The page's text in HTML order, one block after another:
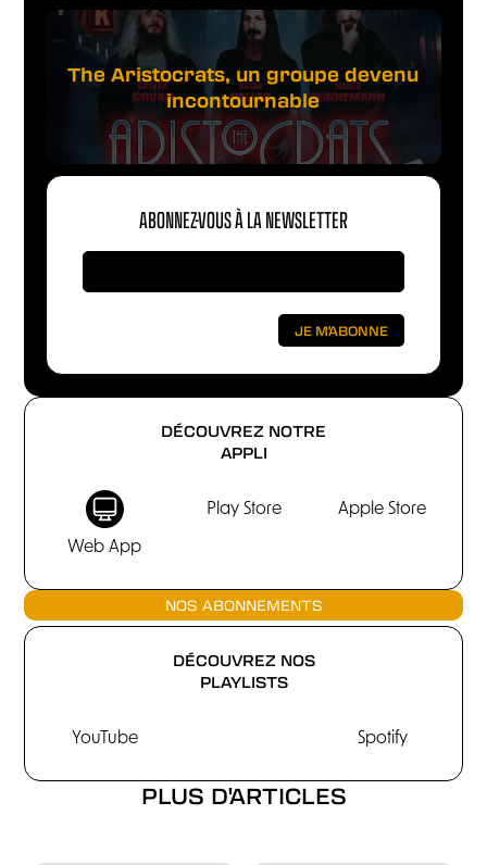
DÉCOUVREZ NOTRE
APPLI
Web App
Play Store Apple Store
NOS ABONNEMENTS
DÉCOUVREZ NOS
PLAYLISTS
YouTube Spotify
The Aristocrats, un groupe devenu
incontournable
ABONNEZ-VOUS À LA NEWSLETTER
PLUS D'ARTICLES